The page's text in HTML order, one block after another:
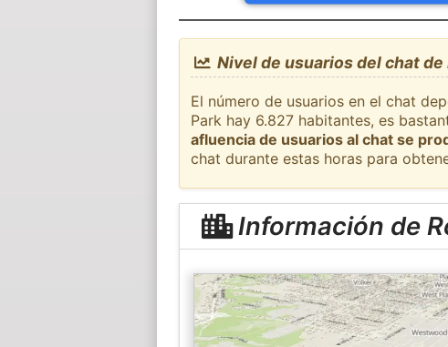
Nivel de usuarios del chat de
El número de usuarios en el chat
Park hay 6.827 habitantes, es
afluencia de usuarios al chat se
chat durante estas horas para
Información de